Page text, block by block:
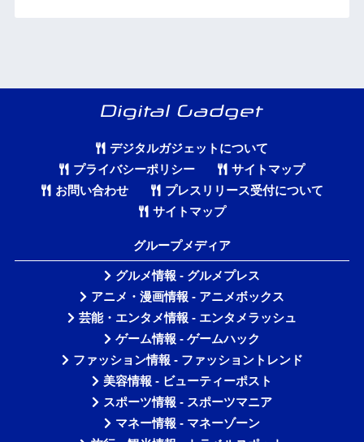
デジタルガジェットについて
プライバシーポリシー
サイトマップ
お問い合わせ
プレスリリース受付について
サイトマップ
グループメディア
グルメ情報 - グルメプレス
アニメ・漫画情報 - アニメボックス
芸能・エンタメ情報 - エンタメラッシュ
ゲーム情報 - ゲームハック
ファッション情報 - ファッショントレンド
美容情報 - ビューティーポスト
スポーツ情報 - スポーツマニア
マネー情報 - マネーゾーン